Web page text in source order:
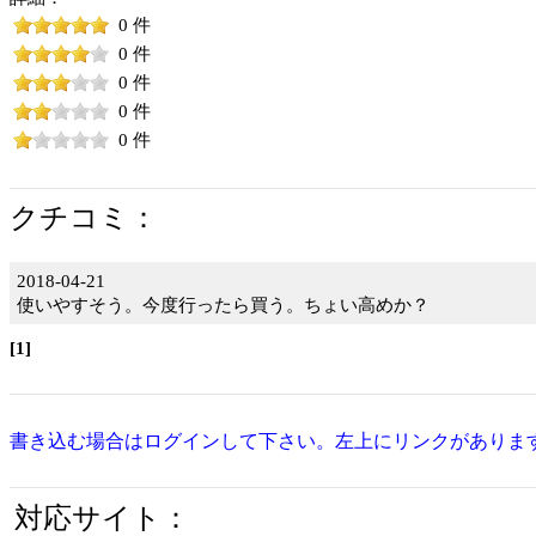
0 件
0 件
0 件
0 件
0 件
クチコミ：
2018-04-21
使いやすそう。今度行ったら買う。ちょい高めか？
[1]
書き込む場合はログインして下さい。左上にリンクがありま
対応サイト：